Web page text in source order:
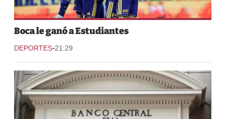
Boca le ganó a Estudiantes
DEPORTES-21:29